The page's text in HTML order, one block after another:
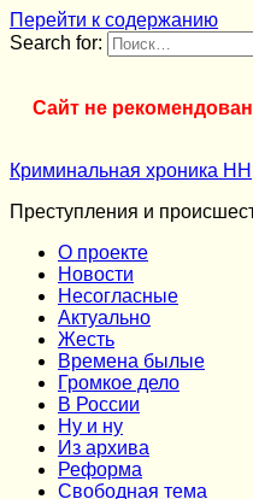
Перейти к содержанию
Search for:
Сайт не
Криминальная хроника НН
Преступления и
О проекте
Новости
Несогласные
Актуально
Жесть
Времена былые
Громкое дело
В России
Ну и ну
Из архива
Реформа
Cвободная тема